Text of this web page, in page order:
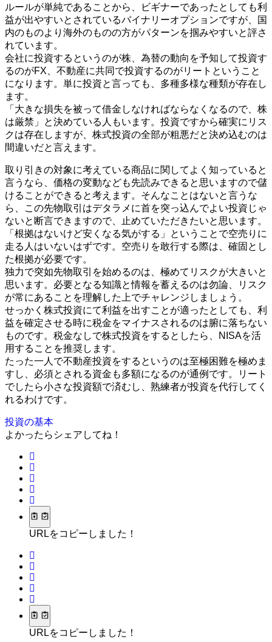
ルールが単純であることから、ビギナーであったとしても利
益が出やすいとされているバイナリーオプションですが、国
内のものより海外のものの方がパターンを掴みやすいと評さ
れています。
会社に投資するというのが株、為替の動向を予知して投資す
るのがFX、不動産に共同で投資するのがリートということ
になります。単に投資と言っても、多種多様な種類が存在し
ます。
「大きな損失を被って借金しなければならなくなるので、株
は厳禁」と決めている人もいます。投資ですから確実にリス
クは存在しますが、株式投資の全部が粗悪だと決め込むのは
間違いだと言えます。
取り引きの対象に考えている商品に関してよく知っていると
言うなら、価格の変動なども先読みできると思いますので儲
けることができると考えます。そんなことはないと言うな
ら、この先物取引はデタラメに首を突っ込んでよい投資じゃ
ないと断言できますので、止めていただきたいと思います。
「根拠はないけど安くなる気がする」ということで空売りに
走る人はいないはずです。空売りを敢行する際は、確固とし
た根拠が必要です。
独力で突如先物取引を始めるのは、極めてリスクが大きいと
思います。必要となる知識と情報を蓄えるのは勿論、リスク
が常にあることを理解した上でチャレンジしましょう。
せっかく株式投資にて利益を出すことが適ったとしても、利
益を確定させる時に税金をマイナスされるのは腑に落ちない
ものです。税金なしで株式投資をするとしたら、NISAを活
用することを推奨します。
たった一人で不動産投資をするというのは至極困難を極めま
すし、必須とされる資金も多額になるのが通例です。リート
でしたら小さな投資額で済むし、熟練者が投資を代行してく
れるわけです。
投資の基本
よかったらシェアしてね！
URLをコピーしました！
URLをコピーしました！